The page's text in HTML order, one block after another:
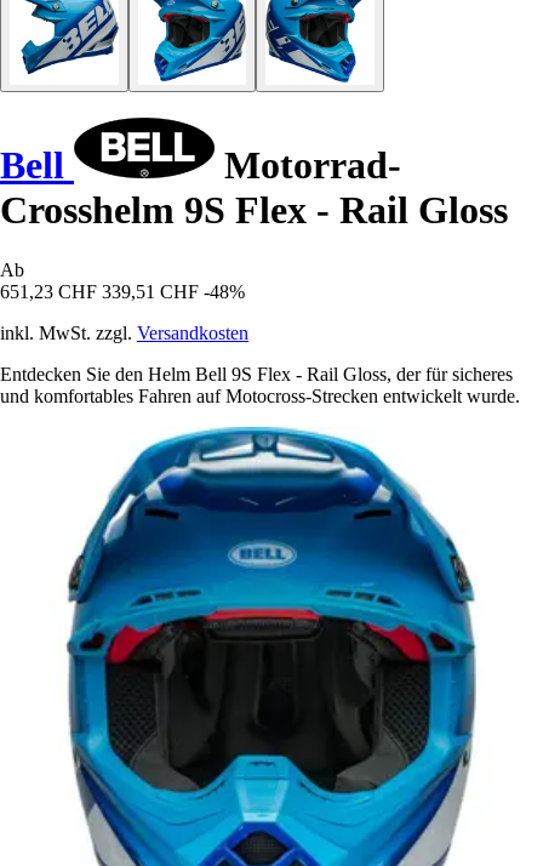
Bell
Motorrad-
Crosshelm 9S Flex - Rail Gloss
Ab
651,23 CHF 339,51 CHF -48%
inkl. MwSt. zzgl. Versandkosten
Entdecken Sie den Helm Bell 9S Flex - Rail Gloss, der für sicheres
und komfortables Fahren auf Motocross-Strecken entwickelt wurde.